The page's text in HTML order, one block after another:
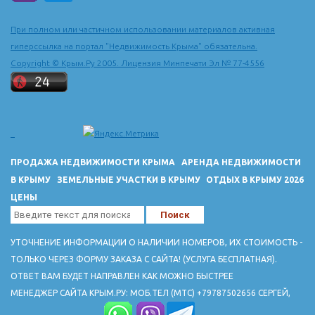
При полном или частичном использовании материалов активная
гиперссылка на портал "Недвижимость Крыма" обязательна.
Copyright © Крым.Ру 2005. Лицензия Минпечати Эл № 77-4556
ПРОДАЖА НЕДВИЖИМОСТИ КРЫМА
АРЕНДА НЕДВИЖИМОСТИ
В КРЫМУ
ЗЕМЕЛЬНЫЕ УЧАСТКИ В КРЫМУ
ОТДЫХ В КРЫМУ 2026
ЦЕНЫ
УТОЧНЕНИЕ ИНФОРМАЦИИ О НАЛИЧИИ НОМЕРОВ, ИХ СТОИМОСТЬ -
ТОЛЬКО ЧЕРЕЗ ФОРМУ ЗАКАЗА С САЙТА! (УСЛУГА БЕСПЛАТНАЯ).
ОТВЕТ ВАМ БУДЕТ НАПРАВЛЕН КАК МОЖНО БЫСТРЕЕ
МЕНЕДЖЕР САЙТА КРЫМ.РУ: МОБ.ТЕЛ (МТС) +79787502656 СЕРГЕЙ,